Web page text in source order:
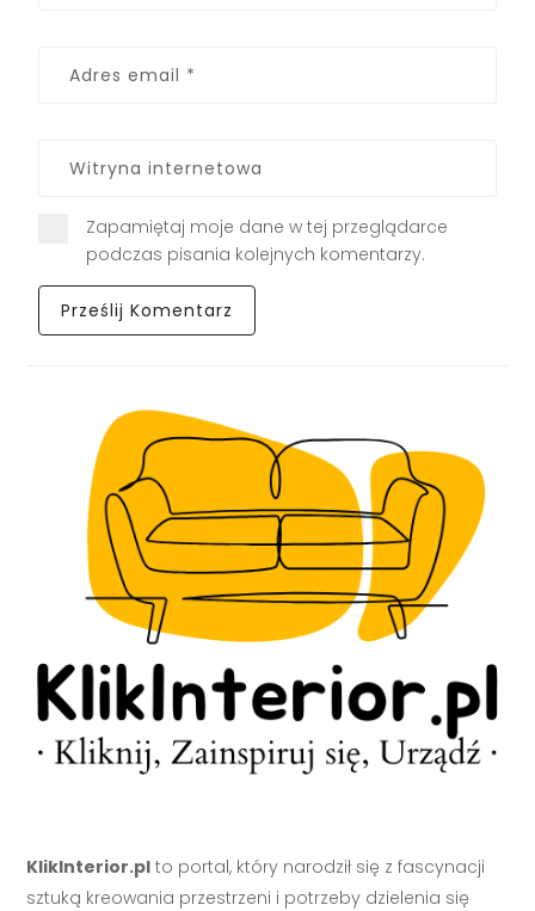
Zapamiętaj moje dane w tej przeglądarce
podczas pisania kolejnych komentarzy.
KlikInterior.pl to portal, który narodził się z fascynacji
sztuką kreowania przestrzeni i potrzeby dzielenia się